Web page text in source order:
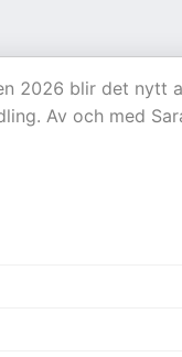
2026 blir det nytt
Av och med